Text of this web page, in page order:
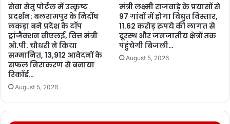
सेवा सेतु पोर्टल में उत्कृष्ट
प्रदर्शन: बलरामपुर के निर्दोष
लकड़ा बने प्रदेश के टॉप
ट्रांजैक्शन वीएलई, वित्त मंत्री
ओ.पी. चौधरी ने किया
सम्मानित, 13,912 आवेदनों के
सफल निराकरण से बनाया
रिकॉर्ड…
August 5, 2026
मंत्री लक्ष्मी राजवाड़े के प्रयासों से
97 गांवों में होगा विद्युत विस्तार,
11.62 करोड़ रुपये की लागत से
दूरस्थ और जनजातीय क्षेत्रों तक
पहुंचेगी बिजली…
August 5, 2026